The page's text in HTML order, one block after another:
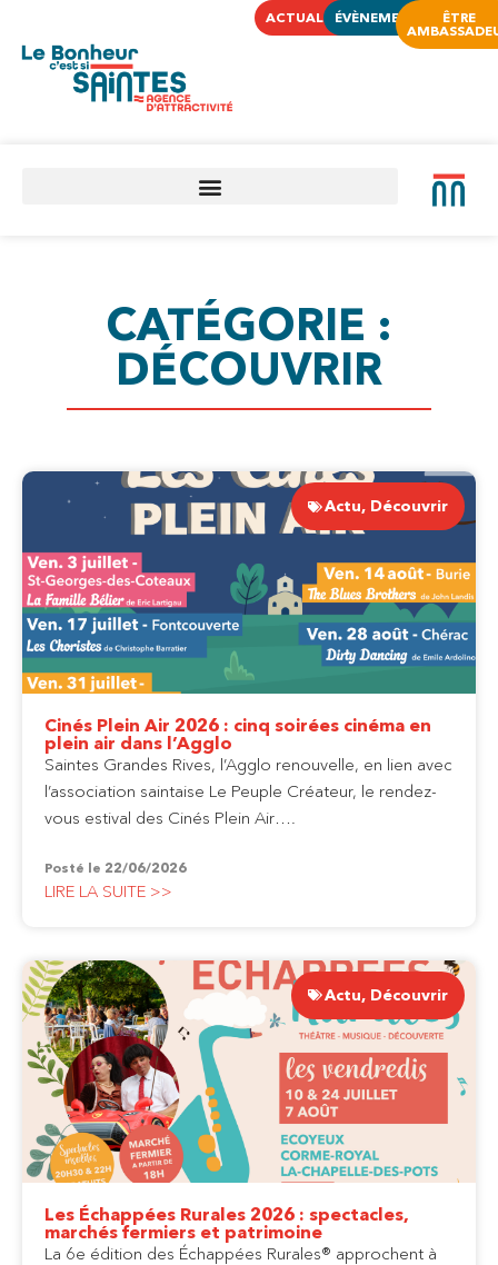
ACTUALITÉSÉVÈNEMENTS
ÊTRE
CATÉGORIE :
DÉCOUVRIR
Actu, Découvrir
Cinés Plein Air 2026 : cinq soirées cinéma en
plein air dans l’Agglo
Saintes Grandes Rives, l’Agglo renouvelle, en lien avec
l’association saintaise Le Peuple Créateur, le rendez-
vous estival des Cinés Plein Air….
Posté le 22/06/2026
LIRE LA SUITE >>
Actu, Découvrir
Les Échappées Rurales 2026 : spectacles,
marchés fermiers et patrimoine
La 6e édition des Échappées Rurales® approchent à